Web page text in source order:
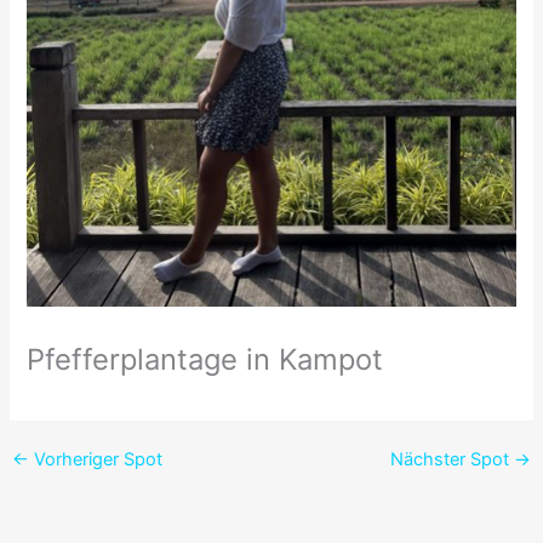
Pfefferplantage in Kampot
← Vorheriger Spot Nächster Spot →